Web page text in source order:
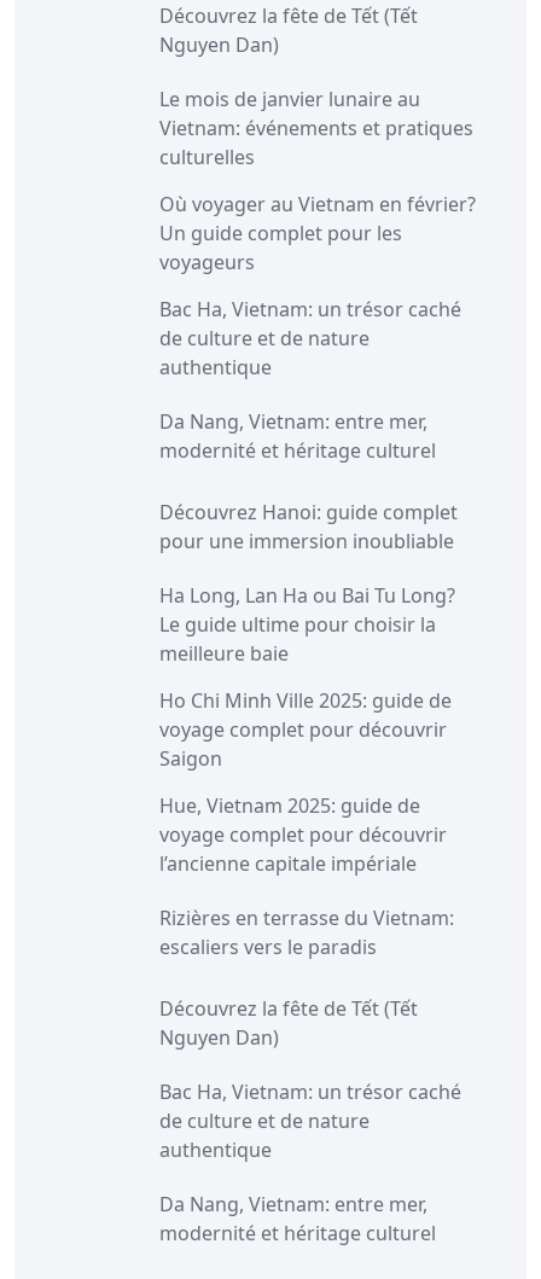
Découvrez la fête de Tết (Tết
Nguyen Dan)
Le mois de janvier lunaire au
Vietnam: événements et pratiques
culturelles
Où voyager au Vietnam en février?
Un guide complet pour les
voyageurs
Bac Ha, Vietnam: un trésor caché
de culture et de nature
authentique
Da Nang, Vietnam: entre mer,
modernité et héritage culturel
Découvrez Hanoi: guide complet
pour une immersion inoubliable
Ha Long, Lan Ha ou Bai Tu Long?
Le guide ultime pour choisir la
meilleure baie
Ho Chi Minh Ville 2025: guide de
voyage complet pour découvrir
Saigon
Hue, Vietnam 2025: guide de
voyage complet pour découvrir
l’ancienne capitale impériale
Rizières en terrasse du Vietnam:
escaliers vers le paradis
Découvrez la fête de Tết (Tết
Nguyen Dan)
Bac Ha, Vietnam: un trésor caché
de culture et de nature
authentique
Da Nang, Vietnam: entre mer,
modernité et héritage culturel